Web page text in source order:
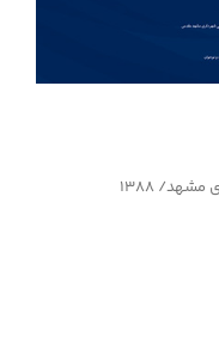
۱۳۸۸